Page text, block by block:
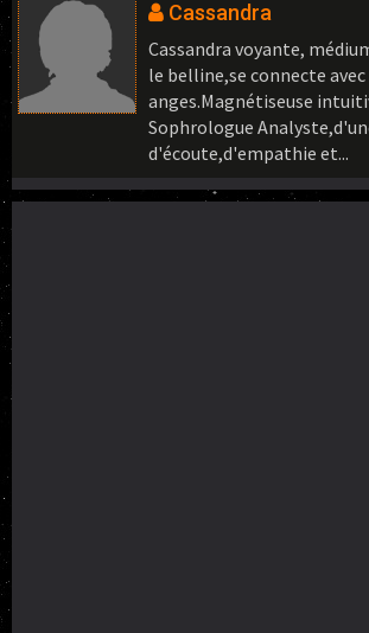
Cassandra
Cassandra voyante,
le belline,se connecte avec
anges.Magnétiseuse
Sophrologue
d'écoute,d'empathie et...